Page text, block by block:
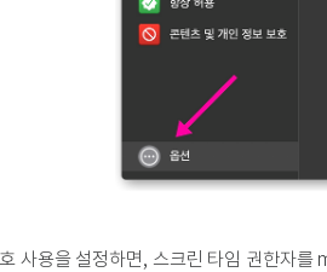
사용을 설정하면, 스크린 타임 권한자를